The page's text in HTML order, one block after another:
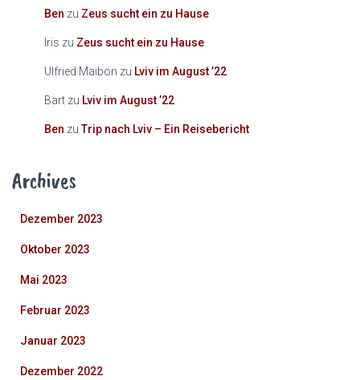
Ben zu Zeus sucht ein zu Hause
Iris zu Zeus sucht ein zu Hause
Ulfried Maibon zu Lviv im August ’22
Bart zu Lviv im August ’22
Ben zuTrip nach Lviv – Ein Reisebericht
Archives
Dezember 2023
Oktober 2023
Mai 2023
Februar 2023
Januar 2023
Dezember 2022